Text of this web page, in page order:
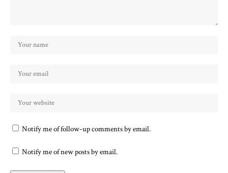
Notify me of follow-up comments by email.
Notify me of new posts by email.